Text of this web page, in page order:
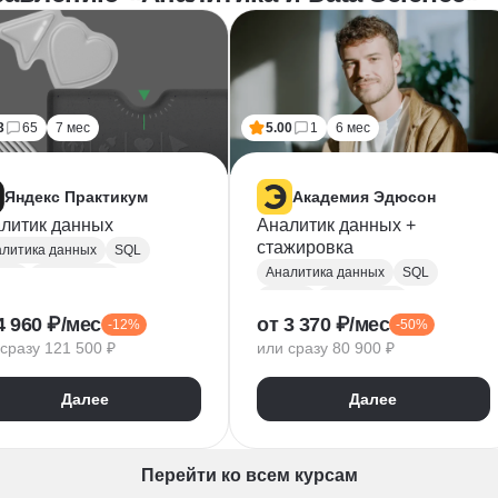
65 7 мес
Яндекс Практикум
данных
данных
SQL
NumPy
Таблицы
960 ₽/мес -12%
121 500 ₽
Далее
5.00 1 6 мес
Академия Эдюсон
Аналитик данных +
стажировка
Аналитика данных
SQL
Алгоритмы и структуры данных
Power BI
Tableau
Microsoft Excel
Юнит-экономика
от 3 370 ₽/мес -50%
или сразу 80 900 ₽
Далее
Перейти ко всем курсам